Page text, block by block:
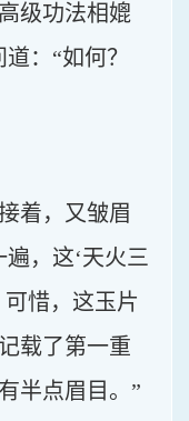
级功法相媲
：“如何？
着，又皱眉
，这‘天火三
惜，这玉片
载了第一重
半点眉目。”